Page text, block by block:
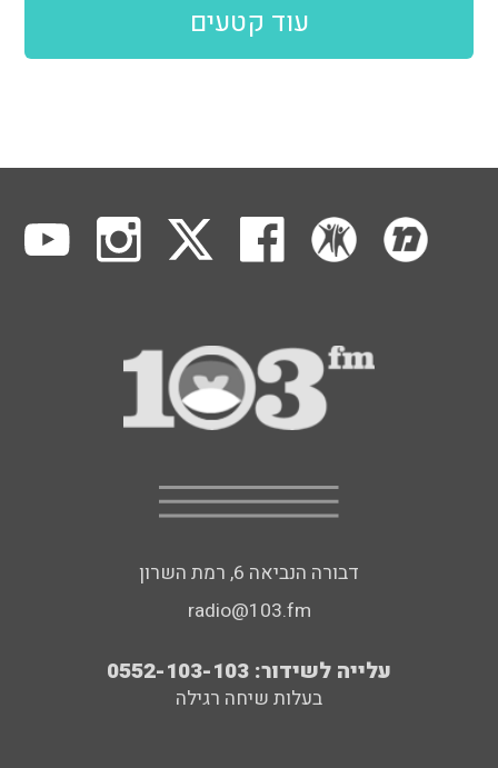
עוד קטעים
דבורה הנביאה 6, רמת השרון
radio@103.fm
עלייה לשידור: 0552-103-103
בעלות שיחה רגילה